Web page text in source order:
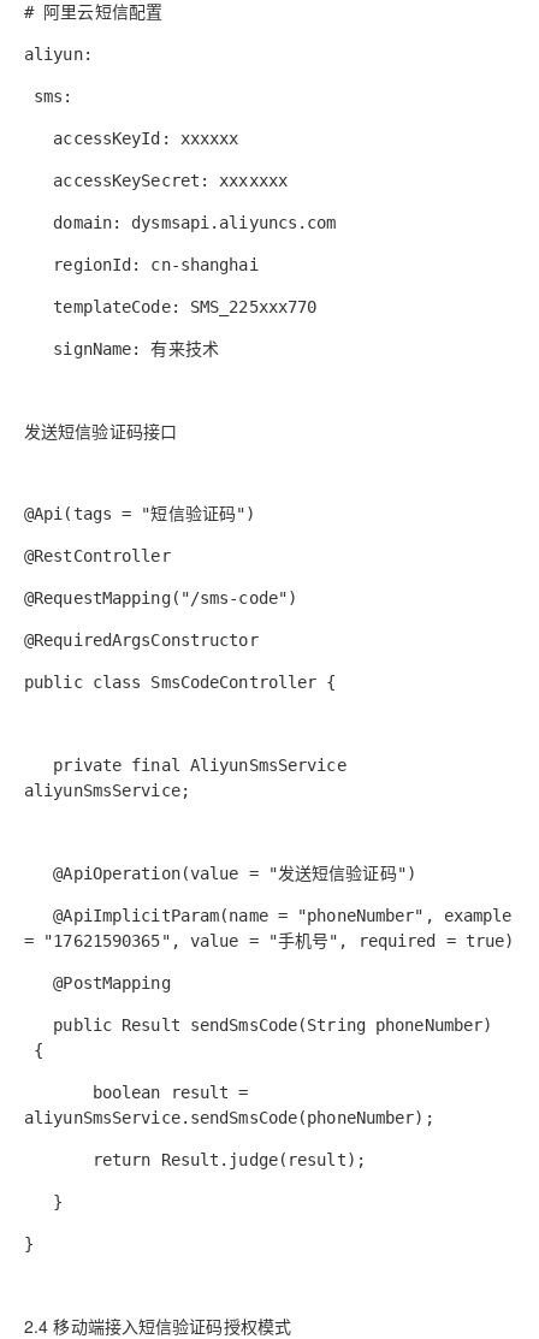
# 阿里云短信配置
aliyun:
sms:
accessKeyId: xxxxxx
accessKeySecret: xxxxxxx
domain: dysmsapi.aliyuncs.com
regionId: cn-shanghai
templateCode: SMS_225xxx770
signName: 有来技术
发送短信验证码接口
@Api(tags = "短信验证码")
@RestController
@RequestMapping("/sms-code")
@RequiredArgsConstructor
public class SmsCodeController {
private final AliyunSmsService
aliyunSmsService;
@ApiOperation(value = "发送短信验证码")
@ApiImplicitParam(name = "phoneNumber", example
= "17621590365", value = "手机号", required = true)
@PostMapping
public Result sendSmsCode(String phoneNumber)
{
boolean result =
aliyunSmsService.sendSmsCode(phoneNumber);
return Result.judge(result);
}
}
2.4 移动端接入短信验证码授权模式